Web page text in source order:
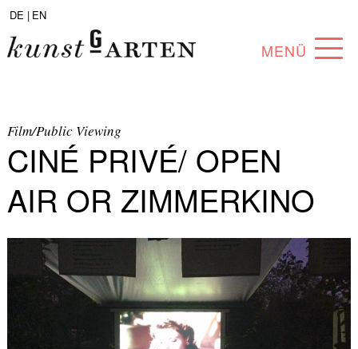
DE | EN
MENÜ
SAMMLUNG
KÜNSTLER*INNEN
PARTNER*INNEN
ANGEBOTE
Film/Public Viewing
CINÉ PRIVÉ/ OPEN
AIR OR ZIMMERKINO